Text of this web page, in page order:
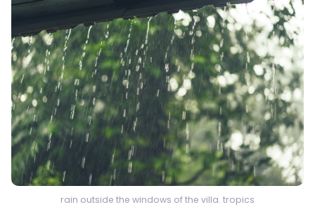
rain outside the windows of the villa. tropics